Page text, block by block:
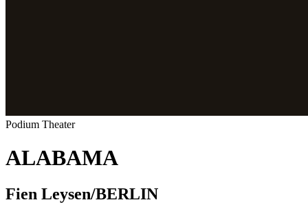
Podium Theater
ALABAMA
Fien Leysen/BERLIN